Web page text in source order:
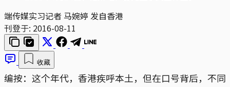
端传媒实习记者 马婉婷 发自香港
刊登于: 2016-08-11
收藏
编按：这个年代，香港疾呼本土，但在口号背后，不同